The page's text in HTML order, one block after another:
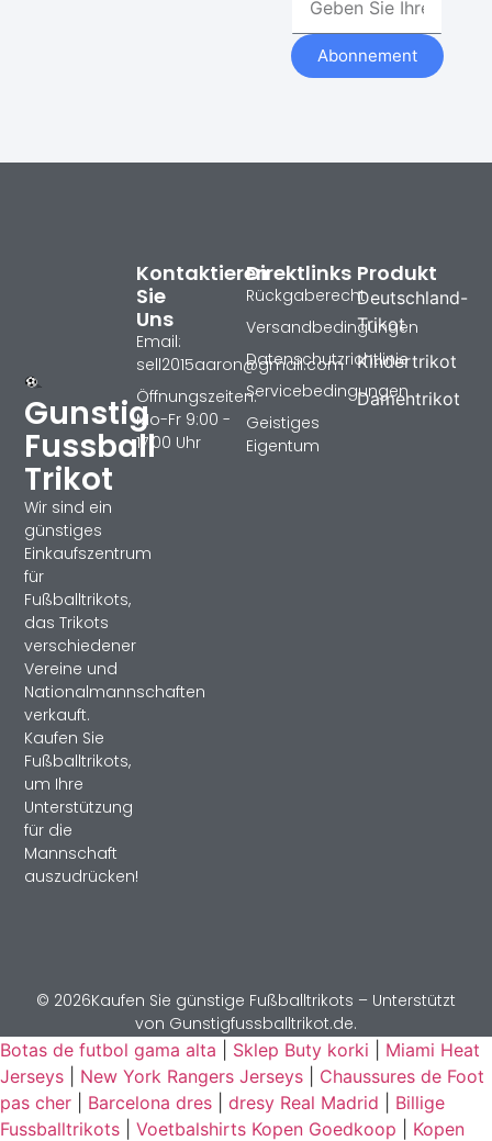
Abonnement
Gunstig
Fussball
Trikot
Wir sind ein
günstiges
Einkaufszentrum
für
Fußballtrikots,
das Trikots
verschiedener
Vereine und
Nationalmannschaften
verkauft.
Kaufen Sie
Fußballtrikots,
um Ihre
Unterstützung
für die
Mannschaft
auszudrücken!
Produkt
Deutschland-
Trikot
Kindertrikot
Damentrikot
Direktlinks
Rückgaberecht
Versandbedingungen
Datenschutzrichtlinie
Servicebedingungen
Geistiges
Eigentum
Kontaktieren
Sie
Uns
Email:
sell2015aaron@gmail.com
Öffnungszeiten:
Mo-Fr 9:00 -
17:00 Uhr
© 2026Kaufen Sie günstige Fußballtrikots – Unterstützt
von Gunstigfussballtrikot.de.
Botas de futbol gama alta
Sklep Buty korki
Miami Heat
Jerseys
New York Rangers Jerseys
Chaussures de Foot
pas cher
Barcelona dres dresy Real Madrid
Billige
Fussballtrikots
Voetbalshirts Kopen Goedkoop Kopen